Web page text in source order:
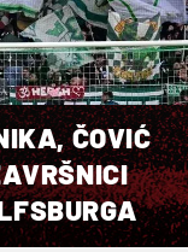
ČOVIĆ